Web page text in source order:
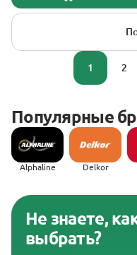
1 2
Популярные
Alphaline Delkor
Не знаете,
выбрать?